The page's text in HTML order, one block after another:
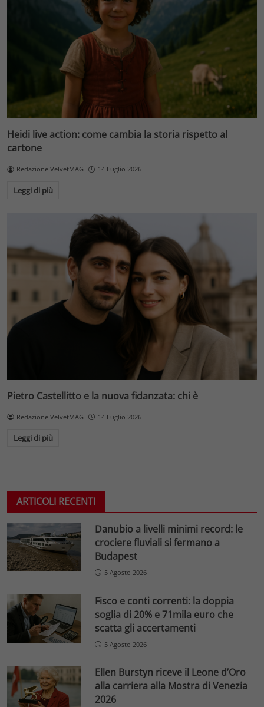
Heidi live action: come cambia la storia rispetto al
cartone
Redazione VelvetMAG 14 Luglio 2026
Leggi di più
Pietro Castellitto e la nuova fidanzata: chi è
Redazione VelvetMAG 14 Luglio 2026
Leggi di più
ARTICOLI RECENTI
Danubio a livelli minimi record: le
crociere fluviali si fermano a
Budapest
5 Agosto 2026
Fisco e conti correnti: la doppia
soglia di 20% e 71mila euro che
scatta gli accertamenti
5 Agosto 2026
Ellen Burstyn riceve il Leone d’Oro
alla carriera alla Mostra di Venezia
2026